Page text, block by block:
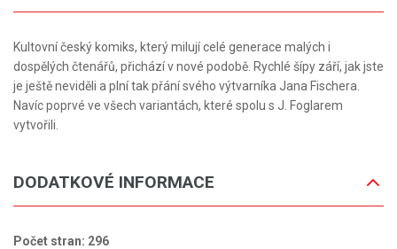
Kultovní český komiks, který milují celé generace malých i
dospělých čtenářů, přichází v nové podobě. Rychlé šípy září, jak jste
je ještě neviděli a plní tak přání svého výtvarníka Jana Fischera.
Navíc poprvé ve všech variantách, které spolu s J. Foglarem
vytvořili.
DODATKOVÉ INFORMACE
Počet stran: 296